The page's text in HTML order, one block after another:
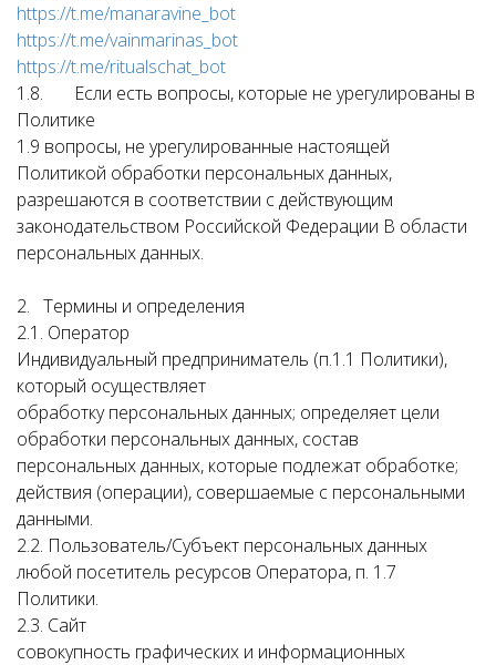
https://t.me/manaravine_bot
https://t.me/vainmarinas_bot
https://t.me/ritualschat_bot
1.8. Если есть вопросы, которые не урегулированы в
Политике
1.9 вопросы, не урегулированные настоящей
Политикой обработки персональных данных,
разрешаются в соответствии с действующим
законодательством Российской Федерации В области
персональных данных.
2. Термины и определения
2.1. Оператор
Индивидуальный предприниматель (п.1.1 Политики),
который осуществляет
обработку персональных данных; определяет цели
обработки персональных данных, состав
персональных данных, которые подлежат обработке;
действия (операции), совершаемые с персональными
данными.
2.2. Пользователь/Субъект персональных данных
любой посетитель ресурсов Оператора, п. 1.7
Политики.
2.3. Сайт
совокупность графических и информационных